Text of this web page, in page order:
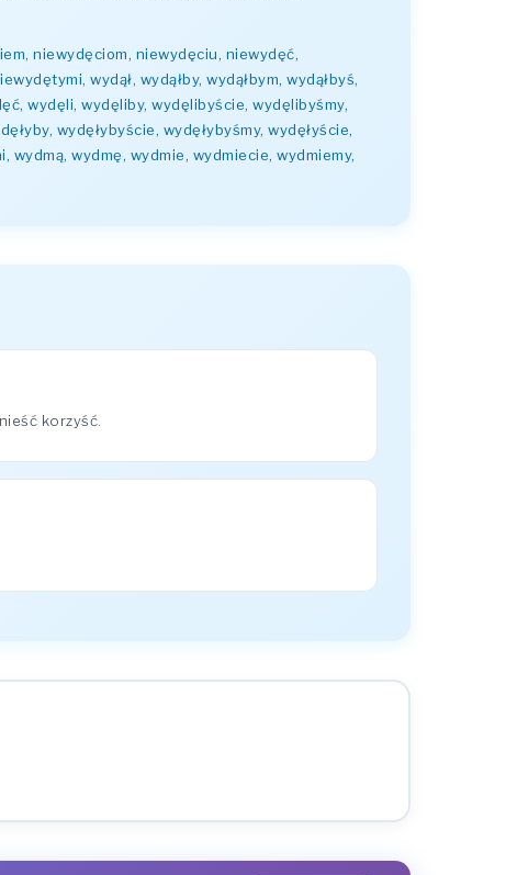
niewydęciom, niewydęciu, niewydęć,
wydął, wydąłby, wydąłbym, wydąłbyś,
wydęli, wydęliby, wydęlibyście, wydęlibyśmy,
wydęłybyście, wydęłybyśmy, wydęłyście,
wydmę, wydmie, wydmiecie, wydmiemy,
korzyść.